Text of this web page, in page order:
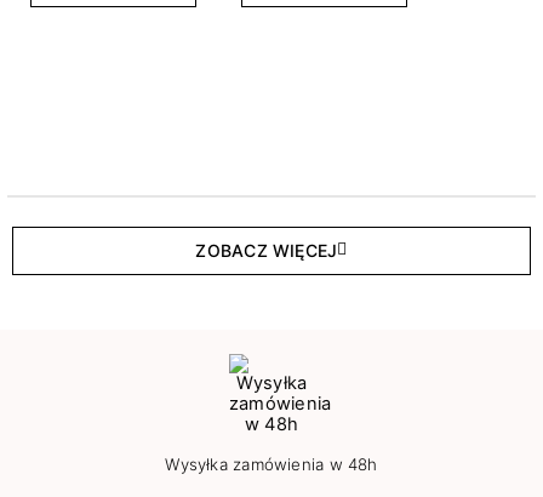
ZOBACZ WIĘCEJ
Wysyłka zamówienia w 48h